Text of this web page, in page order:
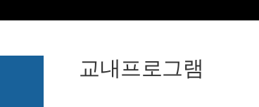
교내프로그램